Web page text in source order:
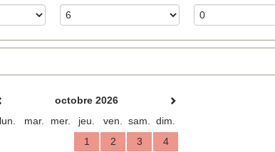
octobre 2026
lun.
mar. mer. jeu. ven. sam.
dim.
1
2 3
4